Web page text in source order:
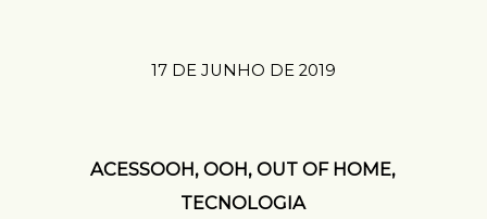
17 DE JUNHO DE 2019
ACESSOOH,OOH,OUT OF HOME,
TECNOLOGIA